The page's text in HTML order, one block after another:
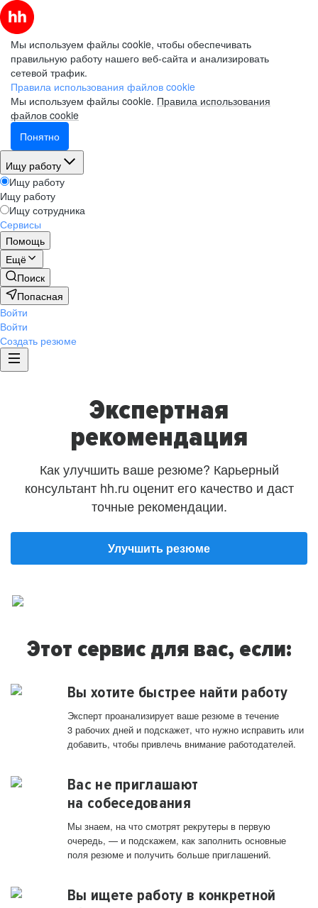
Мы используем файлы cookie, чтобы обеспечивать
правильную работу нашего веб-сайта и анализировать
сетевой трафик.
Правила использования файлов cookie
Мы используем файлы cookie. Правила использования
файлов cookie
Понятно
Ищу работу
Ищу работу
Ищу работу
Ищу сотрудника
Сервисы
Помощь
Ещё
Поиск
Попасная
Войти
Войти
Создать резюме
Экспертная
рекомендация
Как улучшить ваше резюме? Карьерный
консультант hh.ru оценит его качество и даст
точные рекомендации.
Улучшить резюме
Этот сервис для вас, если:
Вы хотите быстрее найти работу
Эксперт проанализирует ваше резюме в течение
3 рабочих дней и подскажет, что нужно исправить или
добавить, чтобы привлечь внимание работодателей.
Вас не приглашают
на собеседования
Мы знаем, на что смотрят рекрутеры в первую
очередь, — и подскажем, как заполнить основные
поля резюме и получить больше приглашений.
Вы ищете работу в конкретной